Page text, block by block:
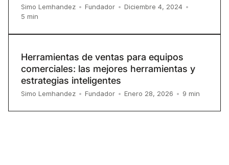
Simo Lemhandez • Fundador • Diciembre 4, 2024 •
5 min
Herramientas de ventas para equipos
comerciales: las mejores herramientas y
estrategias inteligentes
Simo Lemhandez • Fundador • Enero 28, 2026 • 9 min